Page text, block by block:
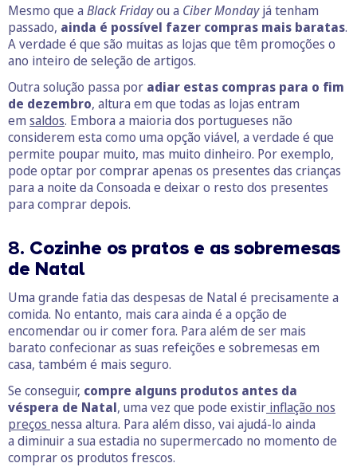
Mesmo que a Black Fridayou a Ciber Mondayjá tenham
passado, ainda é possível fazer compras mais baratas.
A verdade é que são muitas as lojas que têm promoções o
ano inteiro de seleção de artigos.
Outra solução passa por adiar estas compras para o fim
de dezembro, altura em que todas as lojas entram
em saldos. Embora a maioria dos portugueses não
considerem esta como uma opção viável, a verdade é que
permite poupar muito, mas muito dinheiro. Por exemplo,
pode optar por comprar apenas os presentes das crianças
para a noite da Consoada e deixar o resto dos presentes
para comprar depois.
8. Cozinhe os pratos e as sobremesas
de Natal
Uma grande fatia das despesas de Natal é precisamente a
comida. No entanto, mais cara ainda é a opção de
encomendar ou ir comer fora. Para além de ser mais
barato confecionar as suas refeições e sobremesas em
casa, também é mais seguro.
Se conseguir, compre alguns produtos antes da
véspera de Natal, uma vez que pode existir inflação nos
preços nessa altura. Para além disso, vai ajudá-lo ainda
a diminuir a sua estadia no supermercado no momento de
comprar os produtos frescos.